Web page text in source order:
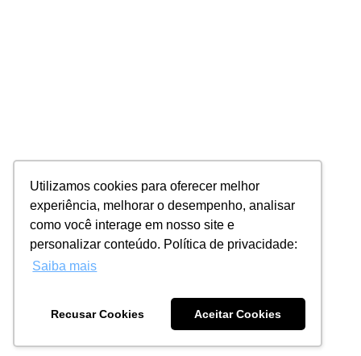
Utilizamos cookies para oferecer melhor
experiência, melhorar o desempenho, analisar
como você interage em nosso site e
personalizar conteúdo. Política de privacidade:
Saiba mais
Recusar Cookies Aceitar Cookies